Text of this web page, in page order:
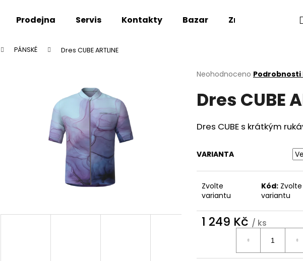
Prodejna Servis Kontakty Bazar Značky
PÁNSKÉ Dres CUBE ARTLINE
Průměrné
produktu
je
z
5
Neohodnoceno
Dres CUBE
Dres CUBE s krátkým
VARIANTA
Zvolte
variantu
Kód: Zvolte
variantu
1 249 Kč / ks
Co potřebujete najít?
Doporučujeme